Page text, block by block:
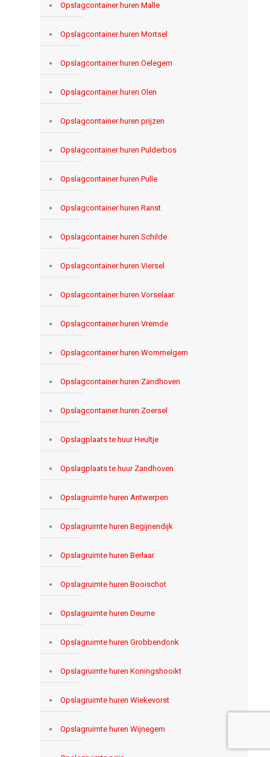
Opslagcontainer huren Malle
Opslagcontainer huren Mortsel
Opslagcontainer huren Oelegem
Opslagcontainer huren Olen
Opslagcontainer huren prijzen
Opslagcontainer huren Pulderbos
Opslagcontainer huren Pulle
Opslagcontainer huren Ranst
Opslagcontainer huren Schilde
Opslagcontainer huren Viersel
Opslagcontainer huren Vorselaar
Opslagcontainer huren Vremde
Opslagcontainer huren Wommelgem
Opslagcontainer huren Zandhoven
Opslagcontainer huren Zoersel
Opslagplaats te huur Heultje
Opslagplaats te huur Zandhoven
Opslagruimte huren Antwerpen
Opslagruimte huren Begijnendijk
Opslagruimte huren Berlaar
Opslagruimte huren Booischot
Opslagruimte huren Deurne
Opslagruimte huren Grobbendonk
Opslagruimte huren Koningshooikt
Opslagruimte huren Wiekevorst
Opslagruimte huren Wijnegem